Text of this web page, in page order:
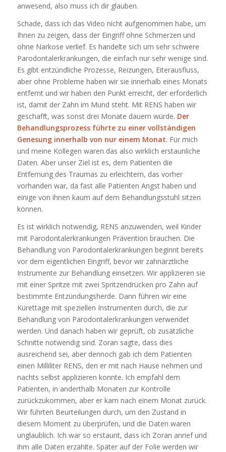
anwesend, also muss ich dir glauben.
Schade, dass ich das Video nicht aufgenommen habe, um
Ihnen zu zeigen, dass der Eingriff ohne Schmerzen und
ohne Narkose verlief. Es handelte sich um sehr schwere
Parodontalerkrankungen, die einfach nur sehr wenige sind.
Es gibt entzündliche Prozesse, Reizungen, Eiterausfluss,
aber ohne Probleme haben wir sie innerhalb eines Monats
entfernt und wir haben den Punkt erreicht, der erforderlich
ist, damit der Zahn im Mund steht. Mit RENS haben wir
geschafft, was sonst drei Monate dauern würde. Der
Behandlungsprozess führte zu einer vollständigen
Genesung innerhalb von nur einem Monat. Für mich
und meine Kollegen waren das also wirklich erstaunliche
Daten. Aber unser Ziel ist es, dem Patienten die
Entfernung des Traumas zu erleichtern, das vorher
vorhanden war, da fast alle Patienten Angst haben und
einige von ihnen kaum auf dem Behandlungsstuhl sitzen
können.
Es ist wirklich notwendig, RENS anzuwenden, weil Kinder
mit Parodontalerkrankungen Prävention brauchen. Die
Behandlung von Parodontalerkrankungen beginnt bereits
vor dem eigentlichen Eingriff, bevor wir zahnärztliche
Instrumente zur Behandlung einsetzen. Wir applizieren sie
mit einer Spritze mit zwei Spritzendrücken pro Zahn auf
bestimmte Entzündungsherde. Dann führen wir eine
Kürettage mit speziellen Instrumenten durch, die zur
Behandlung von Parodontalerkrankungen verwendet
werden. Und danach haben wir geprüft, ob zusätzliche
Schnitte notwendig sind. Zoran sagte, dass dies
ausreichend sei, aber dennoch gab ich dem Patienten
einen Milliliter RENS, den er mit nach Hause nehmen und
nachts selbst applizieren konnte. Ich empfahl dem
Patienten, in anderthalb Monaten zur Kontrolle
zurückzukommen, aber er kam nach einem Monat zurück.
Wir führten Beurteilungen durch, um den Zustand in
diesem Moment zu überprüfen, und die Daten waren
unglaublich. Ich war so erstaunt, dass ich Zoran anrief und
ihm alle Daten erzählte. Später auf der Folie werden wir